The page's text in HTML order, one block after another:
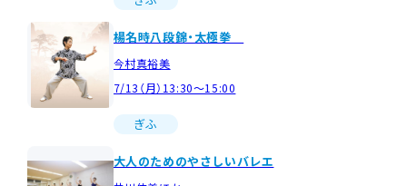
楊名時八段錦・太極拳
今村真裕美
7/13（月）13:30～15:00
ぎふ
大人のためのやさしいバレエ